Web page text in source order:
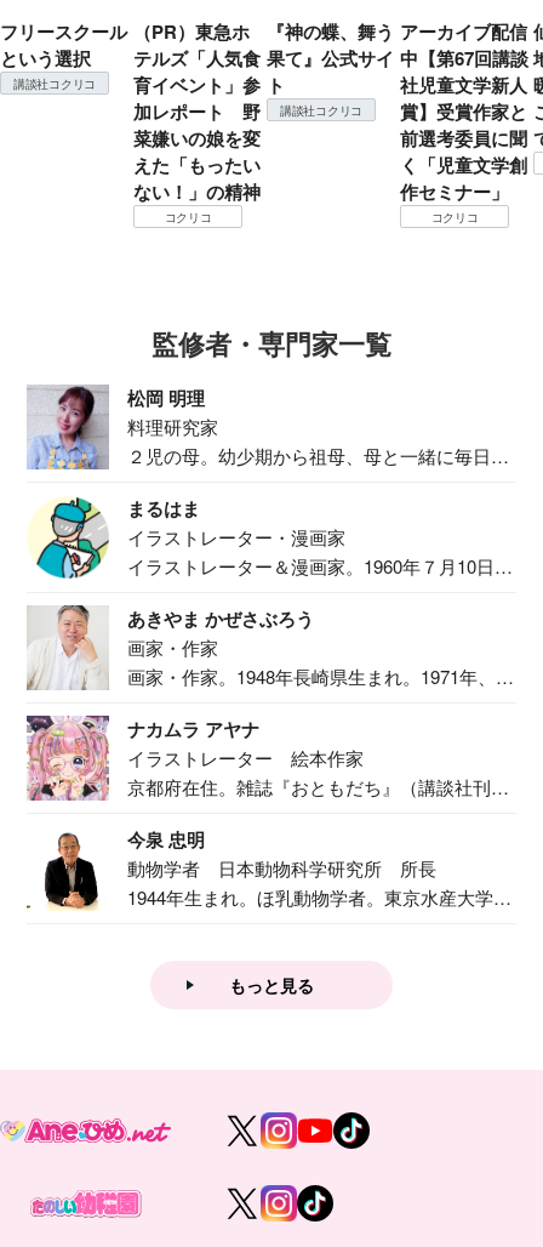
フリースクール
という選択
講談社コクリコ
（PR）東急ホ
テルズ「人気食
育イベント」参
加レポート 野
菜嫌いの娘を変
えた「もったい
ない！」の精神
コクリコ
『神の蝶、舞う
果て』公式サイ
ト
講談社コクリコ
アーカイブ配信
中【第67回講談
社児童文学新人
賞】受賞作家と
前選考委員に聞
く「児童文学創
作セミナー」
コクリコ
監修者・専門家一覧
松岡 明理
料理研究家
２児の母。幼少期から祖母、母と一緒に毎日の
まるはま
イラストレーター・漫画家
イラストレーター＆漫画家。1960年７月10日生
あきやま かぜさぶろう
画家・作家
画家・作家。1948年長崎県生まれ。1971年、
ナカムラ アヤナ
イラストレーター 絵本作家
京都府在住。雑誌『おともだち』（講談社刊）
今泉 忠明
動物学者 日本動物科学研究所 所長
1944年生まれ。ほ乳動物学者。東京水産大学卒
もっと見る